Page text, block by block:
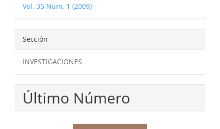
Vol. 35 Núm. 1 (2009)
Sección
INVESTIGACIONES
Último Número